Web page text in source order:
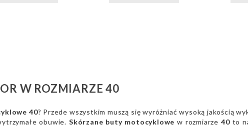
W ROZMIARZE 40
40? Przede wszystkim muszą się wyróżniać wysoką jakością
obuwie. Skórzane buty motocyklowe w rozmiarze40to